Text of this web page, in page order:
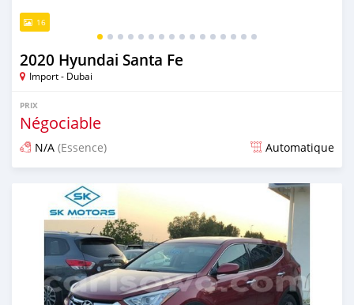
16
2020 Hyundai Santa Fe
Import - Dubai
PRIX
Négociable
N/A (Essence) Automatique